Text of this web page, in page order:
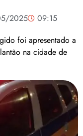
2025
09:15
foi apresentado a
na cidade de